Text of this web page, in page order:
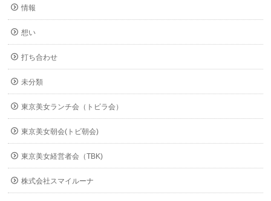
情報
想い
打ち合わせ
未分類
東京美女ランチ会（トビラ会）
東京美女朝会(トビ朝会)
東京美女経営者会（TBK)
株式会社スマイルーナ